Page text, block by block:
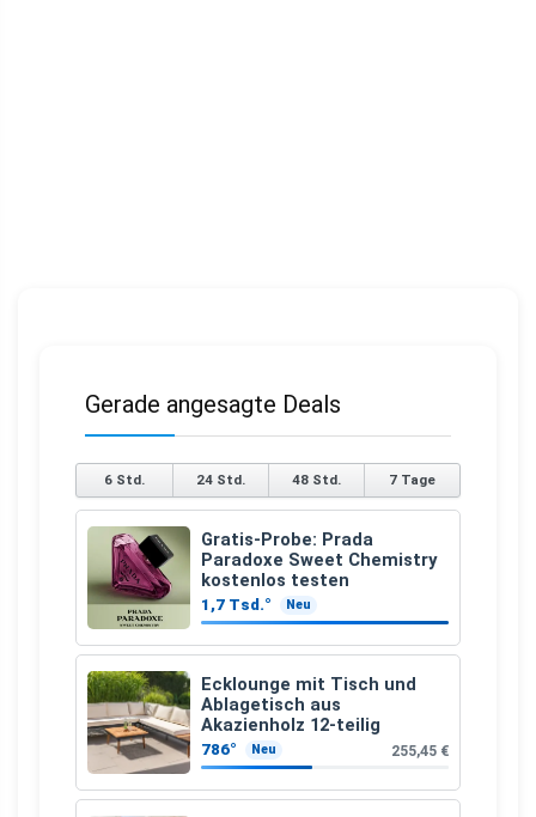
Gerade angesagte Deals
6 Std. 24 Std. 48 Std. 7 Tage
Gratis-Probe: Prada
Paradoxe Sweet Chemistry
kostenlos testen
1,7 Tsd.° Neu
Ecklounge mit Tisch und
Ablagetisch aus
Akazienholz 12-teilig
786° Neu 255,45 €